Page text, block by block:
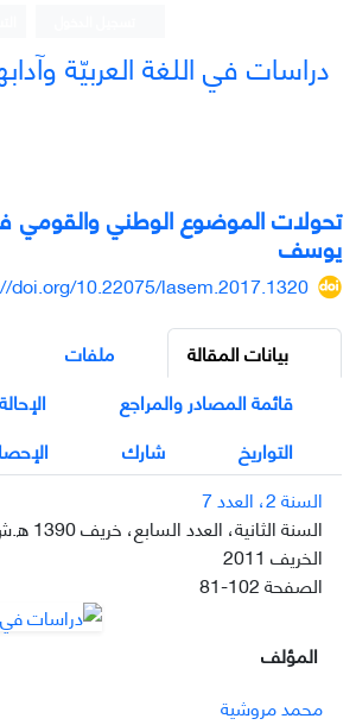
دراسات في اللغة العربيّة
تحولات الموضوع الوطني
يوسف
doi.org/10.22075/lasem.2017.1320
بيانات المقالة
ملفات
قائمة المصادر والمراجع
التواريخ
شارك
السنة 2، العدد 7
السنة الثانية، العدد السابع، خريف 1390 ه.ش / 2011م.
الخريف 2011
الصفحة81-102
المؤلف
محمد مروشیة